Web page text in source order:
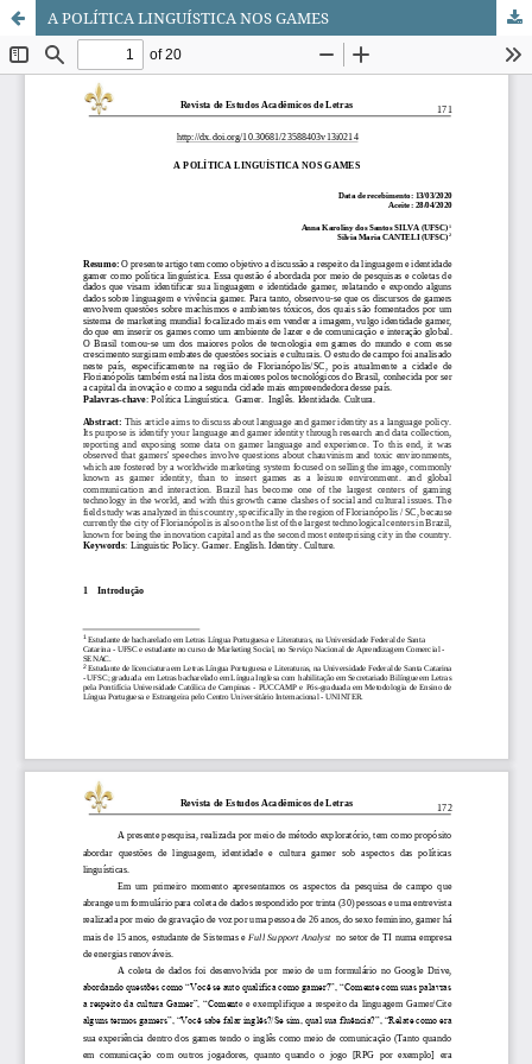
A POLÍTICA LINGUÍSTICA NOS GAMES